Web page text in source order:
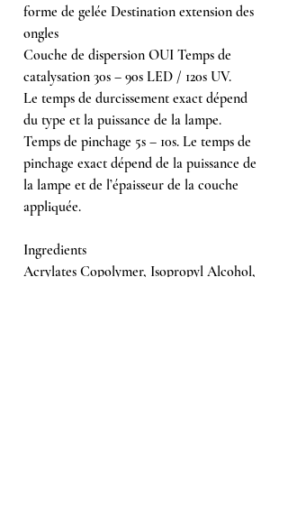
forme de gelée Destination extension des
ongles
Couche de dispersion OUI Temps de
catalysation 30s – 90s LED / 120s UV.
Le temps de durcissement exact dépend
du type et la puissance de la lampe.
Temps de pinchage 5s – 10s. Le temps de
pinchage exact dépend de la puissance de
la lampe et de l’épaisseur de la couche
appliquée.
Ingredients
Acrylates Copolymer, Isopropyl Alcohol,